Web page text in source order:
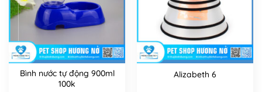
Bình nước tự động 900ml
100k
Alizabeth 6